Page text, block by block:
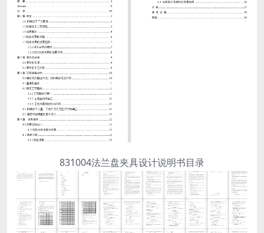
831004法兰盘夹具设计说明书目录